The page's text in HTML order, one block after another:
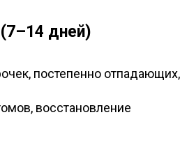
дней)
постепенно отпадающих,
восстановление